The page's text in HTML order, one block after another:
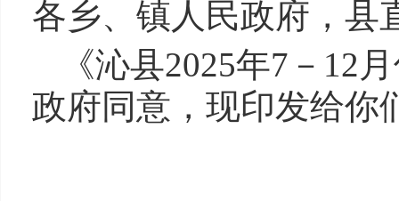
各乡、镇人民政府，县
《沁县2025年7－12
政府同意，现印发给你